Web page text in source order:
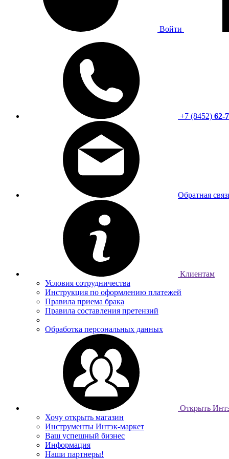
Войти
+7 (8452) 62-
Обратная
Клиентам
Условия сотрудничества
Инструкция по оформлению платежей
Правила приема брака
Правила составления претензий
Обработка персональных данных
Открыть
Хочу открыть магазин
Инструменты Интэк-маркет
Ваш успешный бизнес
Информация
Наши партнеры!